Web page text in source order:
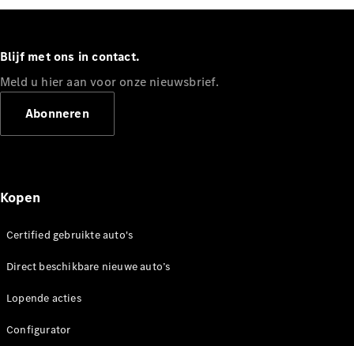
Ontdek ons
nieuws
Over
Mercedes-
Benz
Over ons
opnemen
Benz
Blijf met ons in contact.
Meld u hier aan voor onze nieuwsbrief.
Abonneren
Kopen
Certified gebruikte auto's
Direct beschikbare nieuwe auto’s
Lopende acties
Configurator